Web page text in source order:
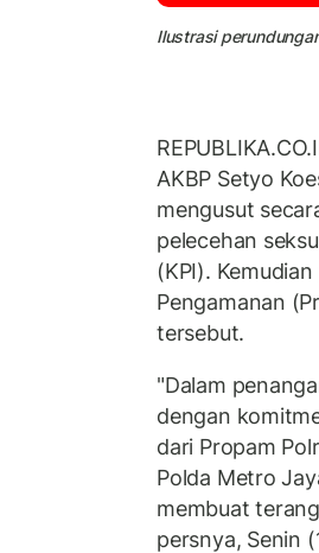
Ilustrasi
AKBP Setyo
mengusut
pelecehan
(KPI).
Pengamanan
tersebut.
"Dalam
dengan
dari Propam
Polda Metro
membuat
persnya, Senin